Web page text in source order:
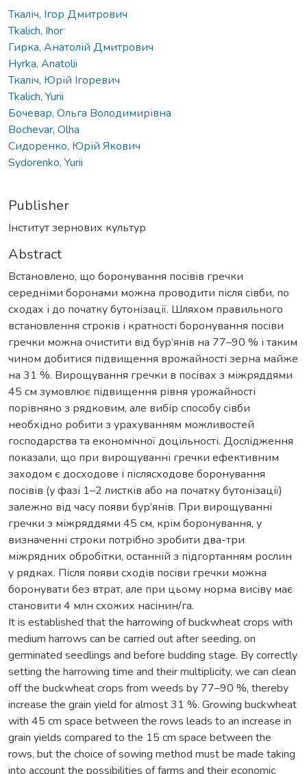
Ткаліч, Ігор Дмитрович
Tkalich, Ihor
Гирка, Анатолій Дмитрович
Hyrka, Anatolii
Ткаліч, Юрій Ігоревич
Tkalich, Yurii
Бочевар, Ольга Володимирівна
Bochevar, Olha
Сидоренко, Юрій Якович
Sydorenko, Yurii
Publisher
Інститут зернових культур
Abstract
Встановлено, що боронування посівів гречки
середніми боронами можна проводити після сівби, по
сходах і до початку бутонізації. Шляхом правильного
встановлення строків і кратності боронування посіви
гречки можна очистити від бур’янів на 77–90 % і таким
чином добитися підвищення врожайності зерна майже
на 31 %. Вирощування гречки в посівах з міжряддями
45 см зумовлює підвищення рівня урожайності
порівняно з рядковим, але вибір способу сівби
необхідно робити з урахуванням можливостей
господарства та економічної доцільності. Дослідження
показали, що при вирощуванні гречки ефективним
заходом є досходове і післясходове боронування
посівів (у фазі 1–2 листків або на початку бутонізації)
залежно від часу появи бур’янів. При вирощуванні
гречки з міжряддями 45 см, крім боронування, у
визначенні строки потрібно зробити два-три
міжрядних обробітки, останній з підгортанням рослин
у рядках. Після появи сходів посіви гречки можна
боронувати без втрат, але при цьому норма висіву має
становити 4 млн схожих насінин/га.
It is established that the harrowing of buckwheat crops with
medium harrows can be carried out after seeding, on
germinated seedlings and before budding stage. By correctly
setting the harrowing time and their multiplicity, we can clean
off the buckwheat crops from weeds by 77–90 %, thereby
increase the grain yield for almost 31 %. Growing buckwheat
with 45 cm space between the rows leads to an increase in
grain yields compared to the 15 cm space between the
rows, but the choice of sowing method must be made taking
into account the possibilities of farms and their economic